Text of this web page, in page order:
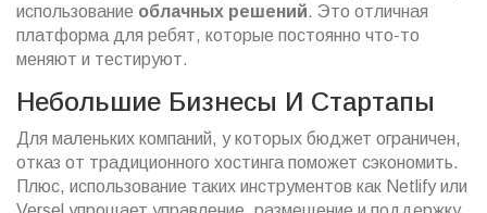
использование облачных решений. Это отличная
платформа для ребят, которые постоянно что-то
меняют и тестируют.
Небольшие Бизнесы И Стартапы
Для маленьких компаний, у которых бюджет ограничен,
отказ от традиционного хостинга поможет сэкономить.
Плюс, использование таких инструментов как Netlify или